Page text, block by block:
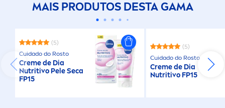
MAIS PRODUTOS DESTA GAMA
(5)
Cuidado do Rosto
Cremede Dia
Nutritivo Pele Seca
FP15
(5)
Cuidado do Rosto
Cremede Dia
Nutritivo FP15